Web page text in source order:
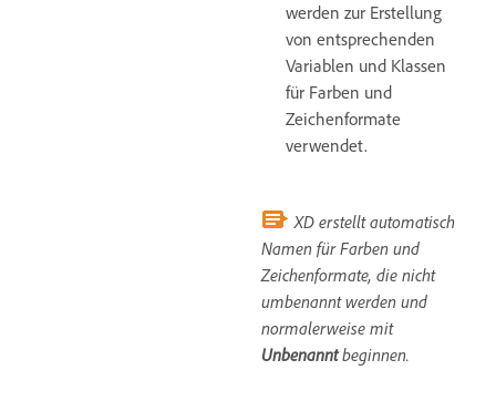
werden zur Erstellung
von entsprechenden
Variablen und Klassen
für Farben und
Zeichenformate
verwendet.
XD erstellt automatisch
Namen für Farben und
Zeichenformate, die nicht
umbenannt werden und
normalerweise mit
Unbenanntbeginnen.